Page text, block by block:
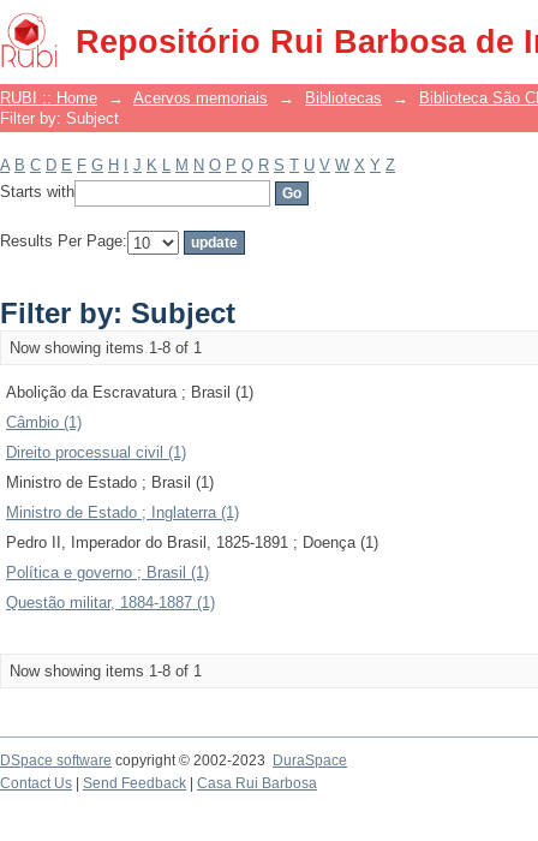
Repositório Rui Barbosa de
Filter by: Subject
RUBI :: Home → Acervos memoriais → Bibliotecas →
Biblioteca São
Filter by: Subject
A B C D E F G H J K L M N O P Q R S T U V W X Y Z
Starts with
Results Per Page:
Filter by: Subject
Now showing items 1-8 of 1
Abolição da Escravatura ; Brasil (1)
Câmbio (1)
Direito processual civil (1)
Ministro de Estado ; Brasil (1)
Ministro de Estado ; Inglaterra (1)
Pedro II, Imperador do Brasil, 1825-1891 ; Doença (1)
Política e governo ; Brasil (1)
Questão militar, 1884-1887 (1)
Now showing items 1-8 of 1
DSpace software copyright © 2002-2023
DuraSpace
Contact Us
Send Feedback Casa Rui Barbosa